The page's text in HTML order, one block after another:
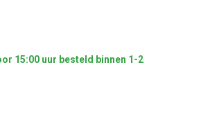
15:00 uur besteld binnen 1-2